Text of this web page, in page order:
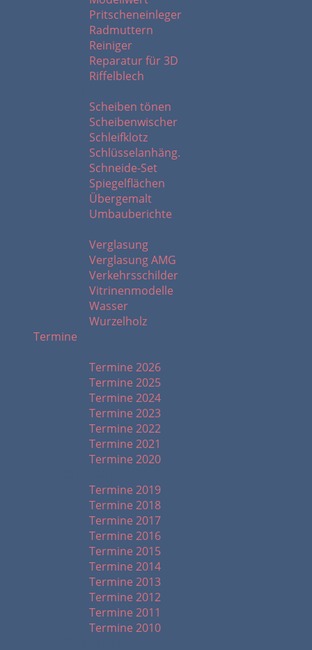
Pritscheneinleger
Radmuttern
Reiniger
Reparatur für 3D
Riffelblech
Scheiben tönen
Scheibenwischer
Schleifklotz
Schlüsselanhäng.
Schneide-Set
Spiegelflächen
Übergemalt
Umbauberichte
Verglasung
Verglasung AMG
Verkehrsschilder
Vitrinenmodelle
Wasser
Wurzelholz
Termine
Termine 2026
Termine 2025
Termine 2024
Termine 2023
Termine 2022
Termine 2021
Termine 2020
Termine 2019
Termine 2018
Termine 2017
Termine 2016
Termine 2015
Termine 2014
Termine 2013
Termine 2012
Termine 2011
Termine 2010